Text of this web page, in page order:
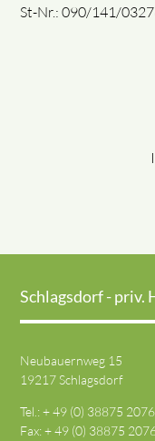
St-Nr.: 090/141/
Schlagsdorf - priv.
Neubauernweg 15
19217 Schlagsdorf
Tel.: + 49 (0) 38875
Fax: + 49 (0) 38875